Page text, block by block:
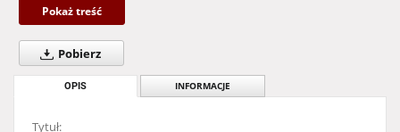
Pokaż treść
Pobierz
OPIS INFORMACJE
Tytuł: